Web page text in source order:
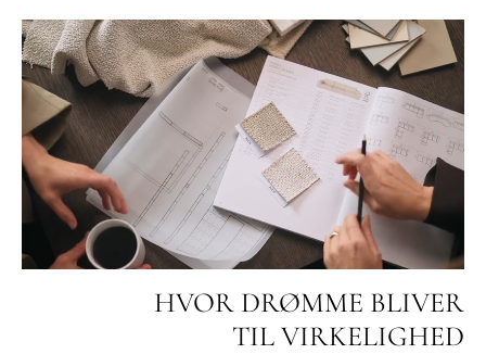
HVOR DRØMME BLIVER
TIL VIRKELIGHED